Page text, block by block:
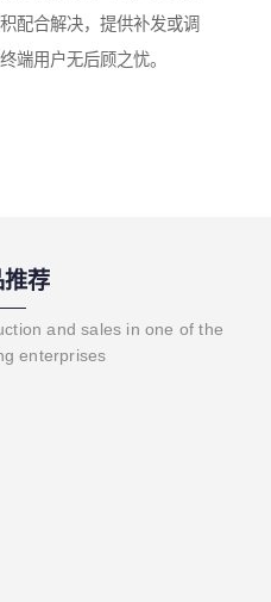
配合解决，提供补发或调
端用户无后顾之忧。
推荐
and sales in one of the
enterprises